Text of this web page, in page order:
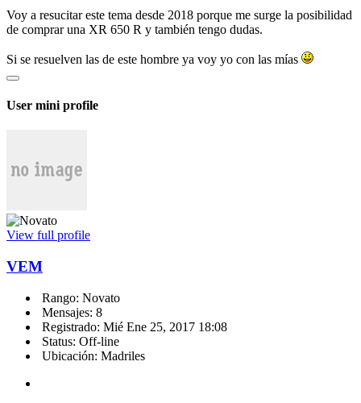
Voy a resucitar este tema desde 2018 porque me surge la posibilidad
de comprar una XR 650 R y también tengo dudas.
Si se resuelven las de este hombre ya voy yo con las mías
User mini profile
View full profile
VEM
Rango: Novato
Mensajes: 8
Registrado: Mié Ene 25, 2017 18:08
Status: Off-line
Ubicación: Madriles